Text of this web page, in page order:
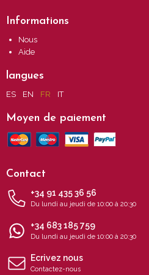
Informations
Nous
Aide
langues
ES EN FR IT
Moyen de paiement
Contact
+34 91 435 36 56
Du lundi au jeudi de 10:00 à 20:30
+34 683 185 759
Du lundi au jeudi de 10:00 à 20:30
Ecrivez nous
Contactez-nous